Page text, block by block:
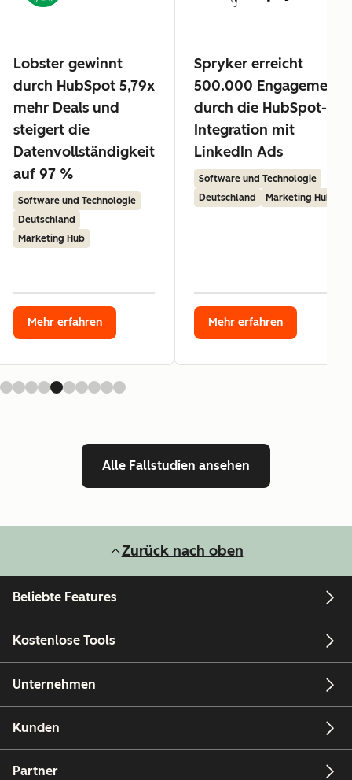
Lobster gewinnt
durch HubSpot 5,79x
mehr Deals und
steigert die
Datenvollständigkeit
auf 97 %
Software und Technologie
Deutschland
Marketing Hub
Mehr erfahren
Spryker erreicht
500.000 Engagements
durch die HubSpot-
Integration mit
LinkedIn Ads
Software und Technologie
Deutschland
Marketing Hub
Mehr erfahren
Alle Fallstudien ansehen
Zurück nach oben
Beliebte Features
Kostenlose Tools
Unternehmen
Kunden
Partner